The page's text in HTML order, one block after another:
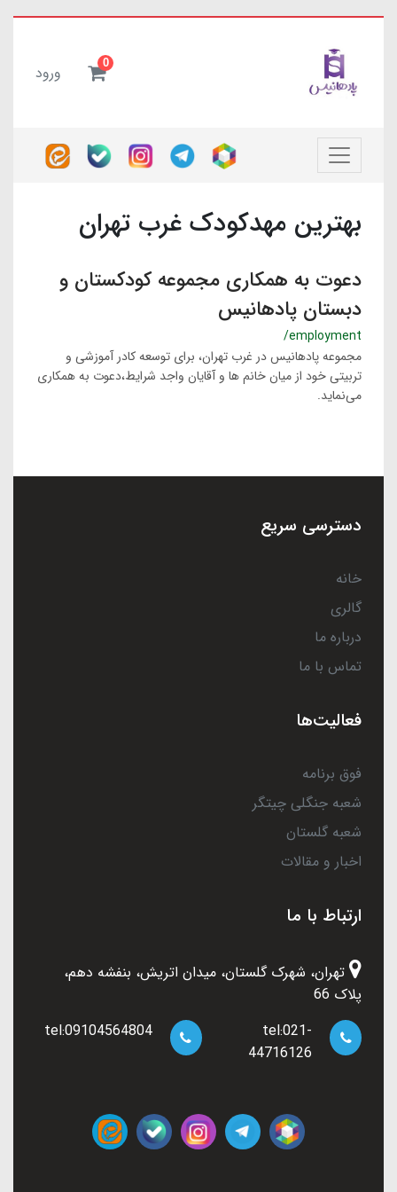
0 ورود
بهترین مهدکودک غرب تهران
دعوت به همكارى مجموعه کودکستان و
دبستان پادهانیس
/employment
مجموعه پادهانیس در غرب تهران، برای توسعه کادر آموزشی و
تربیتی خود از میان خانم ها و آقایان واجد شرایط،دعوت به همکاری
می‌نماید.
دسترسی سریع
خانه
گالری
درباره ما
تماس با ما
فعالیت‌ها
فوق برنامه
شعبه جنگلی چیتگر
شعبه گلستان
اخبار و مقالات
ارتباط با ما
تهران، شهرک گلستان، میدان اتریش، بنفشه دهم،
پلاک 66
tel:021-
44716126
tel:09104564804